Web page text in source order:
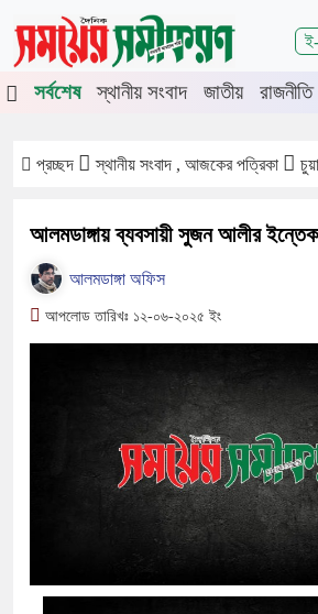
শিরোনাম
মেহেরপুরে জামায়াতের গণমিছিল
সর্বশেষ
স্থানীয় সংবাদ জাতীয় রাজনীতি
প্রচ্ছদ স্থানীয় সংবাদ , আজকের পত্রিকা
আলমডাঙ্গায় ব্যবসায়ী সুজন আলীর
আলমডাঙ্গা অফিস
আপলোড তারিখঃ ১২-০৬-২০২৫ ইং